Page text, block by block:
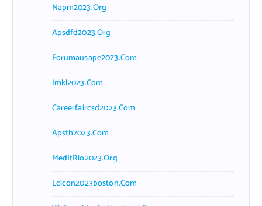
Napm2023.org
Apsdfd2023.org
Forumausape2023.com
Imkl2023.com
Careerfaircsd2023.com
Apsth2023.com
MedItRio2023.org
Lcicon2023boston.com